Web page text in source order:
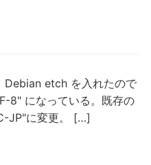
Debian etch を入れたので
8" になっている。既存の
JP"に変更。 […]